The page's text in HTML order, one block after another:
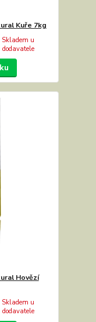
Kuře 7kg
Skladem u
dodavatele
Hovězí
Skladem u
dodavatele